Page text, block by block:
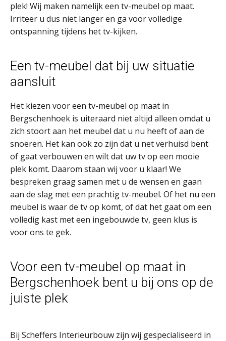
plek! Wij maken namelijk een tv-meubel op maat.
Irriteer u dus niet langer en ga voor volledige
ontspanning tijdens het tv-kijken.
Een tv-meubel dat bij uw situatie
aansluit
Het kiezen voor een tv-meubel op maat in
Bergschenhoek is uiteraard niet altijd alleen omdat u
zich stoort aan het meubel dat u nu heeft of aan de
snoeren. Het kan ook zo zijn dat u net verhuisd bent
of gaat verbouwen en wilt dat uw tv op een mooie
plek komt. Daarom staan wij voor u klaar! We
bespreken graag samen met u de wensen en gaan
aan de slag met een prachtig tv-meubel. Of het nu een
meubel is waar de tv op komt, of dat het gaat om een
volledig kast met een ingebouwde tv, geen klus is
voor ons te gek.
Voor een tv-meubel op maat in
Bergschenhoek bent u bij ons op de
juiste plek
Bij Scheffers Interieurbouw zijn wij gespecialiseerd in